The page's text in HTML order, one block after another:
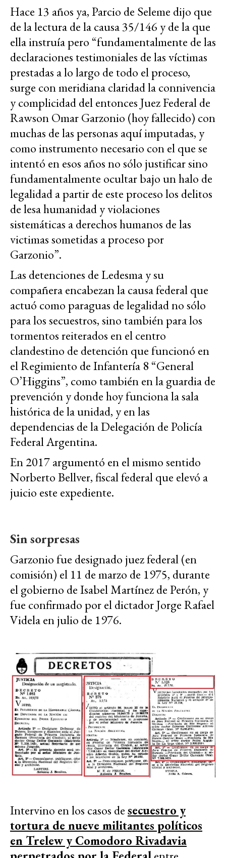
Hace 13 años ya, Parcio de Seleme dijo que
de la lectura de la causa 35/146 y de la que
ella instruía pero “fundamentalmente de las
declaraciones testimoniales de las víctimas
prestadas a lo largo de todo el proceso,
surge con meridiana claridad la connivencia
y complicidad del entonces Juez Federal de
Rawson Omar Garzonio (hoy fallecido) con
muchas de las personas aquí imputadas, y
como instrumento necesario con el que se
intentó en esos años no sólo justificar sino
fundamentalmente ocultar bajo un halo de
legalidad a partir de este proceso los delitos
de lesa humanidad y violaciones
sistemáticas a derechos humanos de las
victimas sometidas a proceso por
Garzonio”.
Las detenciones de Ledesma y su
compañera encabezan la causa federal que
actuó como paraguas de legalidad no sólo
para los secuestros, sino también para los
tormentos reiterados en el centro
clandestino de detención que funcionó en
el Regimiento de Infantería 8 “General
O’Higgins”, como también en la guardia de
prevención y donde hoy funciona la sala
histórica de la unidad, y en las
dependencias de la Delegación de Policía
Federal Argentina.
En 2017 argumentó en el mismo sentido
Norberto Bellver, fiscal federal que elevó a
juicio este expediente.
Sin sorpresas
Garzonio fue designado juez federal (en
comisión) el 11 de marzo de 1975, durante
el gobierno de Isabel Martínez de Perón, y
fue confirmado por el dictador Jorge Rafael
Videla en julio de 1976.
Intervino en los casos desecuestro y
tortura de nueve militantes políticos
en Trelew y Comodoro Rivadavia